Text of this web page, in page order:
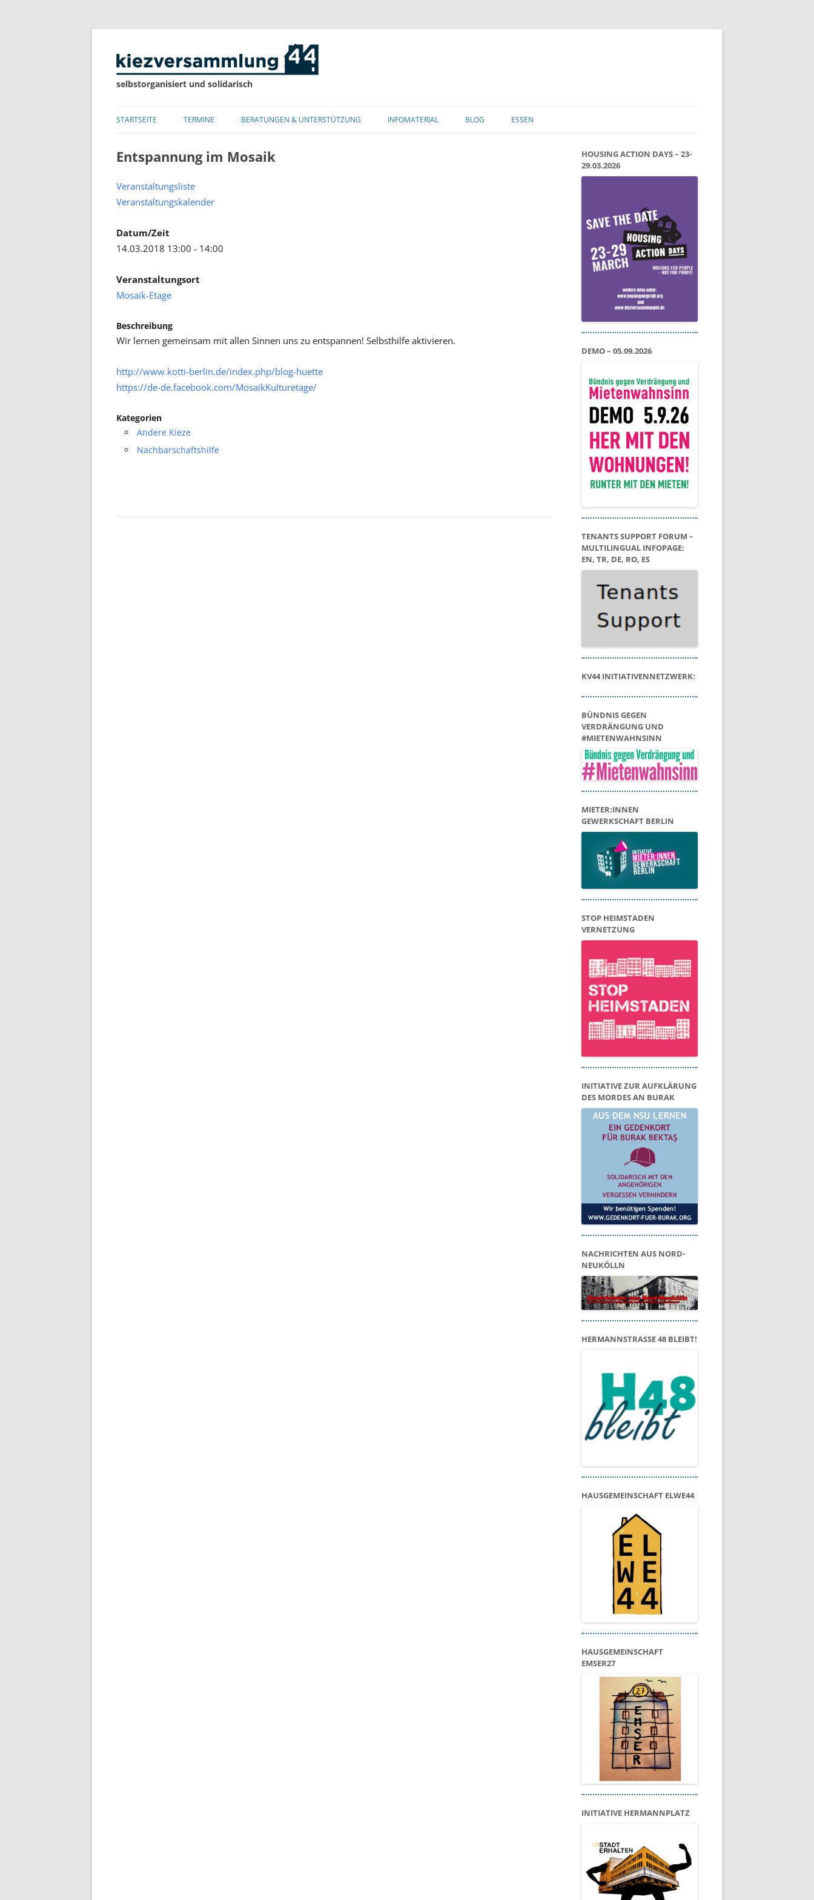
selbstorganisiert und solidarisch
Inhalt
STARTSEITE TERMINE BERATUNGEN & UNTERSTÜTZUNG INFOMATERIAL BLOG ESSEN
Entspannung im Mosaik
Veranstaltungsliste
Veranstaltungskalender
Datum/Zeit
14.03.2018 13:00 - 14:00
Veranstaltungsort
Mosaik-Etage
Beschreibung
Wir lernen gemeinsam mit allen Sinnen uns zu entspannen! Selbsthilfe aktivieren.
http://www.kotti-berlin.de/index.php/blog-huette
https://de-de.facebook.com/MosaikKulturetage/
Kategorien
Andere Kieze
Nachbarschaftshilfe
HOUSING ACTION DAYS – 23-
29.03.2026
DEMO – 05.09.2026
TENANTS SUPPORT FORUM –
MULTILINGUAL INFOPAGE:
EN, TR, DE, RO, ES
KV44 INITIATIVENNETZWERK:
BÜNDNIS GEGEN
VERDRÄNGUNG UND
#MIETENWAHNSINN
MIETER:INNEN
GEWERKSCHAFT BERLIN
STOP HEIMSTADEN
VERNETZUNG
INITIATIVE ZUR AUFKLÄRUNG
DES MORDES AN BURAK
NACHRICHTEN AUS NORD-
NEUKÖLLN
HERMANNSTRASSE 48 BLEIBT!
HAUSGEMEINSCHAFT ELWE44
HAUSGEMEINSCHAFT
EMSER27
INITIATIVE HERMANNPLATZ